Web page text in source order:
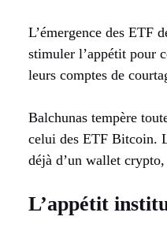
L’émergence des ETF
stimuler l’appétit pour
leurs comptes de
Balchunas tempère
celui des ETF Bitcoin.
déjà d’un wallet
L’appétit